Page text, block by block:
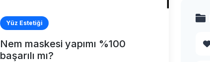
Yüz Estetiği
Nem maskesi yapımı %100
başarılı mı?